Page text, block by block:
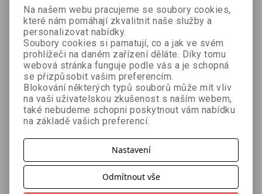
(nejen) hokejová vášeň.
Mohlo by se Vám líbit:
rivalita
audiokniha
314 Kč 349 Kč
Spalující
Rachel Reid
296 Kč 329 Kč 359 Kč 399 Kč
Na našem webu pracujeme se soubory cookies,
které nám pomáhají zkvalitnit naše služby a
personalizovat nabídky.
Soubory cookies si pamatují, co a jak ve svém
prohlížeči na daném zařízení děláte. Díky tomu
webová stránka funguje podle vás a je schopná
se přizpůsobit vašim preferencím.
Blokování některých typů souborů může mít vliv
na vaši uživatelskou zkušenost s naším webem,
také nebudeme schopni poskytnout vám nabídku
na základě vašich preferencí.
Nastavení
Odmítnout vše